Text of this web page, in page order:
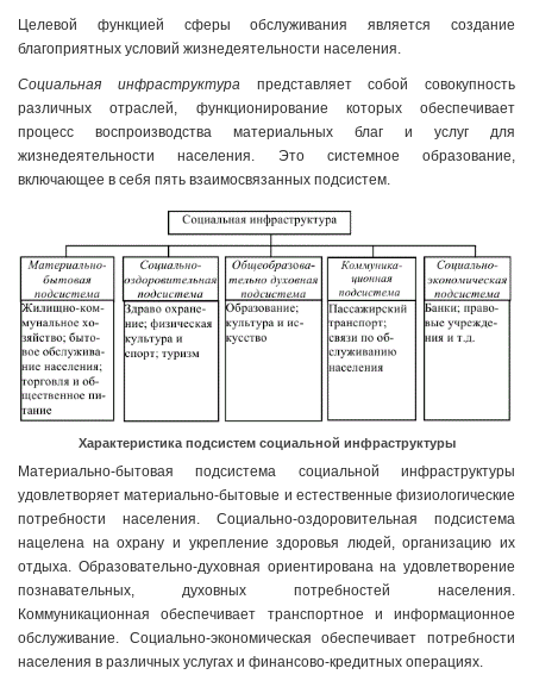
Целевой функцией сферы обслуживания является создание
благоприятных условий жизнедеятельности населения.
Социальная инфраструктурапредставляет собой совокупность
различных отраслей, функционирование которых обеспечивает
процесс воспроизводства материальных благ и услуг для
жизнедеятельности населения. Это системное образование,
включающее в себя пять взаимосвязанных подсистем.
Характеристика подсистем социальной инфраструктуры
Материально-бытовая подсистема социальной инфраструктуры
удовлетворяет материально-бытовые и естественные физиологические
потребности населения. Социально-оздоровительная подсистема
нацелена на охрану и укрепление здоровья людей, организацию их
отдыха. Образовательно-духовная ориентирована на удовлетворение
познавательных, духовных потребностей населения.
Коммуникационная обеспечивает транспортное и информационное
обслуживание. Социально-экономическая обеспечивает потребности
населения в различных услугах и финансово-кредитных операциях.